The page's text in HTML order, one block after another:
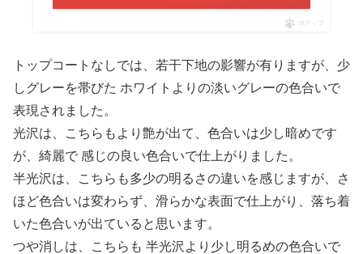
ポチップ
トップコートなしでは、若干下地の影響が有りますが、少
しグレーを帯びた ホワイトよりの淡いグレーの色合いで
表現されました。
光沢は、こちらもより艶が出て、色合いは少し暗めです
が、綺麗で 感じの良い色合いで仕上がりました。
半光沢は、こちらも多少の明るさの違いを感じますが、さ
ほど色合いは変わらず、滑らかな表面で仕上がり、落ち着
いた色合いが出ていると思います。
つや消しは、こちらも 半光沢より少し明るめの色合いで